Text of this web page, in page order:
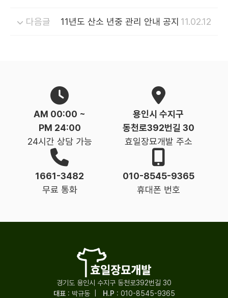
다음글 11년도 산소 년중 관리 안내 공지 11.02.12
AM 00:00 ~
PM 24:00
24시간 상담 가능
용인시 수지구
동천로392번길 30
효일장묘개발 주소
1661-3482
무료 통화
010-8545-9365
휴대폰 번호
경기도 용인시 수지구 동천로392번길 30
대표: 박규동| H.P : 010-8545-9365